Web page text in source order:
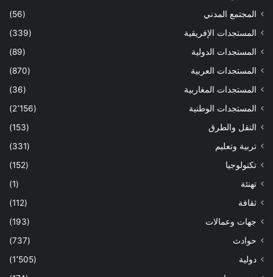
المجتمع المدني
(56)
المستجدات الإفريقية
(339)
المستجدات الدولية
(89)
المستجدات العربية
(870)
المستجدات المغاربية
(36)
المستجدات الوطنية
(2٬156)
النقل والطرق
(153)
تربية وتعليم
(331)
تكنولوجيا
(152)
تهنئة
(1)
ثقافة
(112)
جهات وعمالات
(193)
حوادث
(737)
دولية
(1٬505)